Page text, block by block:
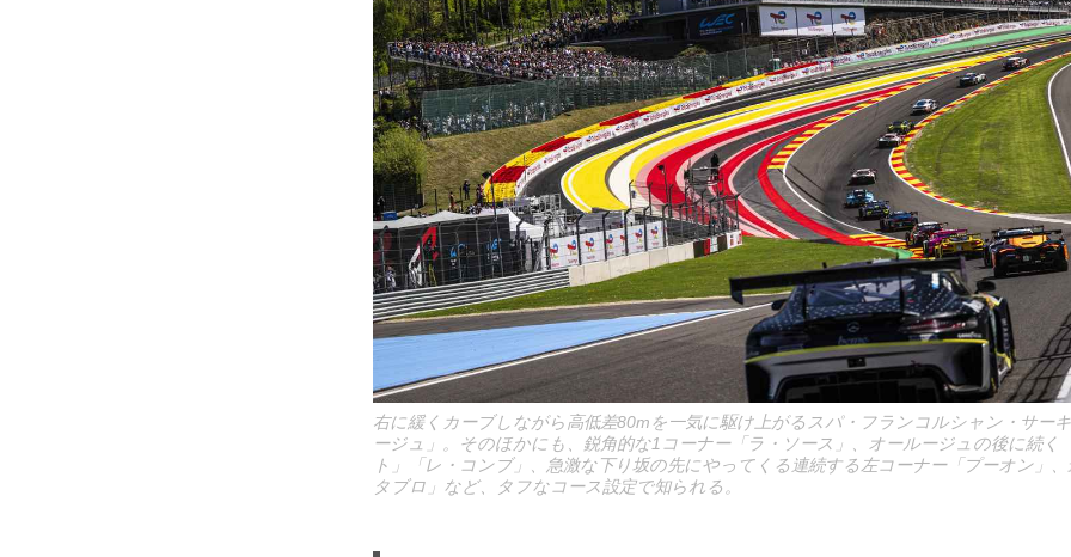
右に緩くカーブしながら高低差80mを一気に駆け上がるスパ・フランコルシャン・サー
ージュ」。そのほかにも、鋭角的な1コーナー「ラ・ソース」、オールージュの後に続く
ト」「レ・コンブ」、急激な下り坂の先にやってくる連続する左コーナー「プーオン」
タブロ」など、タフなコース設定で知られる。